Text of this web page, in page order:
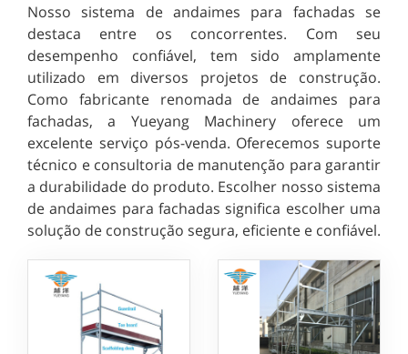
Nosso sistema de andaimes para fachadas se
destaca entre os concorrentes. Com seu
desempenho confiável, tem sido amplamente
utilizado em diversos projetos de construção.
Como fabricante renomada de andaimes para
fachadas, a Yueyang Machinery oferece um
excelente serviço pós-venda. Oferecemos suporte
técnico e consultoria de manutenção para garantir
a durabilidade do produto. Escolher nosso sistema
de andaimes para fachadas significa escolher uma
solução de construção segura, eficiente e confiável.